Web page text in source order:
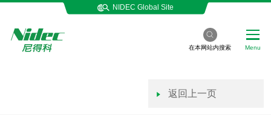
NIDEC Global Site
在本网站内搜索 Menu
返回上一页